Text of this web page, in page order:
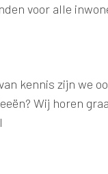
voor alle
kennis zijn we
Wij horen